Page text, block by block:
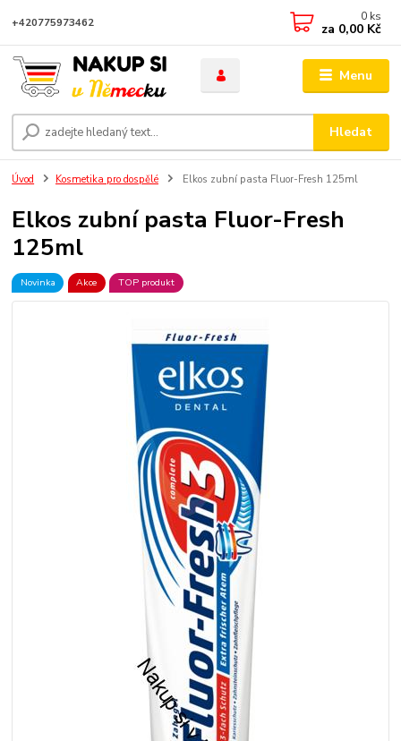
Menu
Hledat
+420775973462 0 ks
za 0,00 Kč
Úvod Kosmetika pro dospělé Elkos zubní pasta Fluor-Fresh 125ml
Elkos zubní pasta Fluor-Fresh
125ml
Novinka Akce TOP produkt